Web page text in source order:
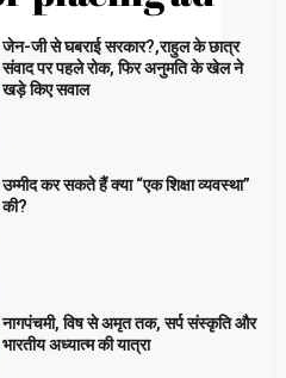
जेन-जी से घबराई सरकार?,राहुल के छात्र
संवाद पर पहले रोक, फिर अनुमति के खेल ने
खड़े किए सवाल
उम्मीद कर सकते हैं क्या “एक शिक्षा व्यवस्था”
की?
नागपंचमी, ​विष से अमृत तक, सर्प संस्कृति और
भारतीय अध्यात्म की यात्रा